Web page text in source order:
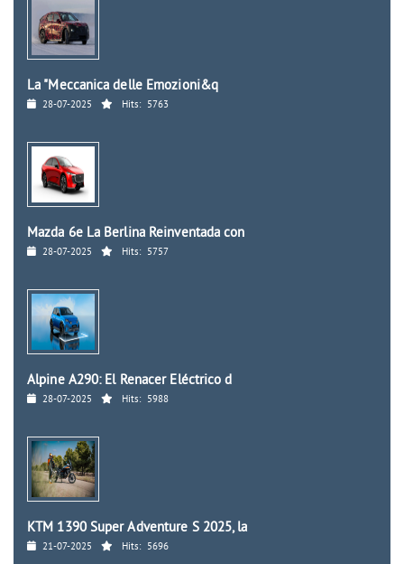
La "Meccanica delle Emozioni&q
28-07-2025 Hits: 5763
Mazda 6e La Berlina Reinventada con
28-07-2025 Hits: 5757
Alpine A290: El Renacer Eléctrico d
28-07-2025 Hits: 5988
KTM 1390 Super Adventure S 2025, la
21-07-2025 Hits: 5696